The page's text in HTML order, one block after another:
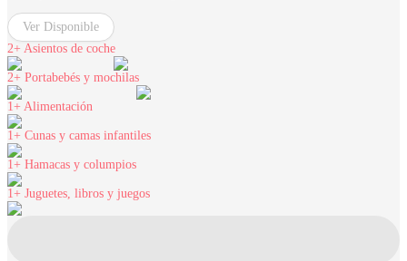
Ver Disponible
2+ Asientos de coche
2+ Portabebés y mochilas
1+ Alimentación
1+ Cunas y camas infantiles
1+ Hamacas y columpios
1+ Juguetes, libros y juegos